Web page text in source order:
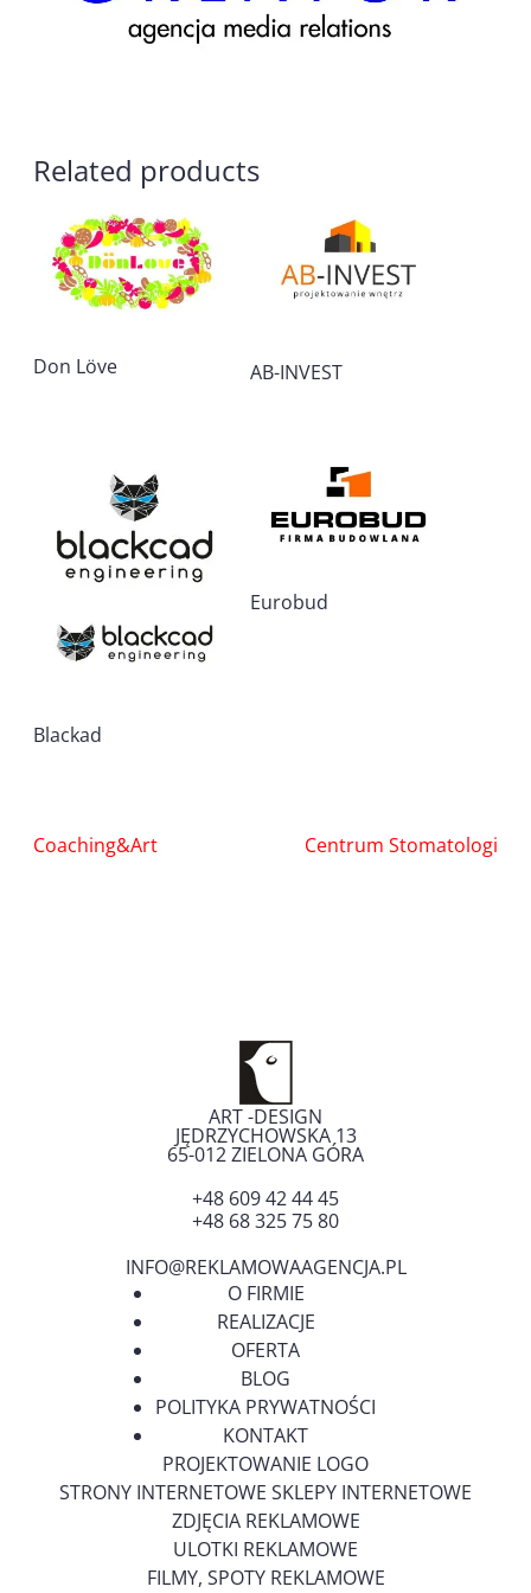
Related products
Don Löve AB-INVEST
Blackad
Eurobud
Nawigacja
Coaching&Art Centrum Stomatologi
ART -DESIGN
JĘDRZYCHOWSKA 13
65-012ZIELONA GÓRA
+48 609 42 44 45
+48 68 325 75 80
INFO@REKLAMOWAAGENCJA.PL
O FIRMIE
REALIZACJE
OFERTA
BLOG
POLITYKA PRYWATNOŚCI
KONTAKT
PROJEKTOWANIE LOGO
STRONY INTERNETOWE SKLEPY INTERNETOWE
ZDJĘCIA REKLAMOWE
ULOTKI REKLAMOWE
FILMY, SPOTY REKLAMOWE